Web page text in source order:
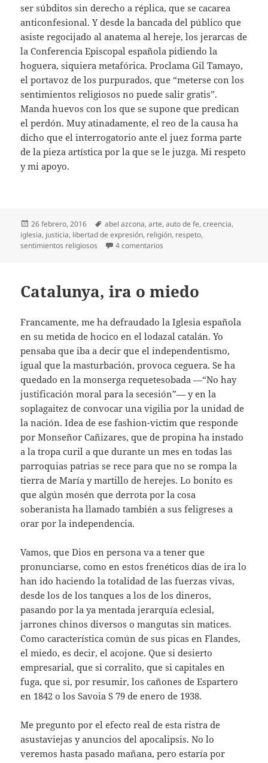
ser súbditos sin derecho a réplica, que se cacarea
anticonfesional. Y desde la bancada del público que
asiste regocijado al anatema al hereje, los jerarcas de
la Conferencia Episcopal española pidiendo la
hoguera, siquiera metafórica. Proclama Gil Tamayo,
el portavoz de los purpurados, que “meterse con los
sentimientos religiosos no puede salir gratis”.
Manda huevos con los que se supone que predican
el perdón. Muy atinadamente, el reo de la causa ha
dicho que el interrogatorio ante el juez forma parte
de la pieza artística por la que se le juzga. Mi respeto
y mi apoyo.
Publicado
el
26 febrero, 2016 Etiquetas
abel azcona,arte,auto de fe,creencia,
iglesia, justicia, libertad de expresión, religión, respeto,
sentimientos religiosos
4 comentarios
Catalunya, ira o miedo
Francamente, me ha defraudado la Iglesia española
en su metida de hocico en el lodazal catalán. Yo
pensaba que iba a decir que el independentismo,
igual que la masturbación, provoca ceguera. Se ha
quedado en la monserga requetesobada —“No hay
justificación moral para la secesión”— y en la
soplagaitez de convocar una vigilia por la unidad de
la nación. Idea de ese fashion-victim que responde
por Monseñor Cañizares, que de propina ha instado
a la tropa curil a que durante un mes en todas las
parroquias patrias se rece para que no se rompa la
tierra de María y martillo de herejes. Lo bonito es
que algún mosén que derrota por la cosa
soberanista ha llamado también a sus feligreses a
orar por la independencia.
Vamos, que Dios en persona va a tener que
pronunciarse, como en estos frenéticos días de ira lo
han ido haciendo la totalidad de las fuerzas vivas,
desde los de los tanques a los de los dineros,
pasando por la ya mentada jerarquía eclesial,
jarrones chinos diversos o mangutas sin matices.
Como característica común de sus picas en Flandes,
el miedo, es decir, el acojone. Que si desierto
empresarial, que si corralito, que si capitales en
fuga, que si, por resumir, los cañones de Espartero
en 1842 o los Savoia S 79 de enero de 1938.
Me pregunto por el efecto real de esta ristra de
asustaviejas y anuncios del apocalipsis. No lo
veremos hasta pasado mañana, pero estaría por